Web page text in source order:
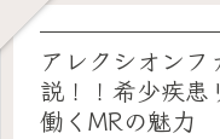
アレクシオン
説！！希少疾患
働くMRの魅力